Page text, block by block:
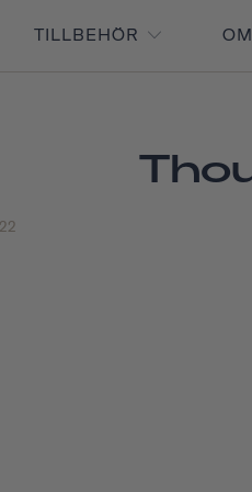
TILLBEHÖR OM